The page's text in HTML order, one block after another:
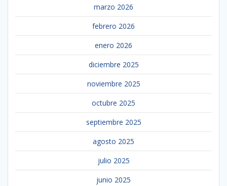
marzo 2026
febrero 2026
enero 2026
diciembre 2025
noviembre 2025
octubre 2025
septiembre 2025
agosto 2025
julio 2025
junio 2025